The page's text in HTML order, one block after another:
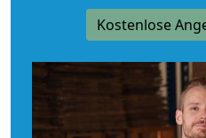
Kostenlose